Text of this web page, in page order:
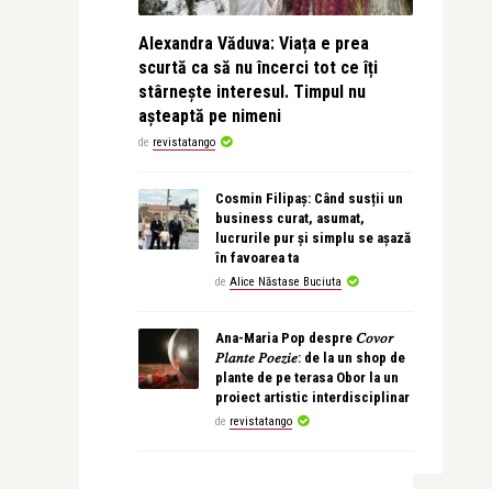
Alexandra Văduva: Viața e prea
scurtă ca să nu încerci tot ce îți
stârnește interesul. Timpul nu
așteaptă pe nimeni
de revistatango
Cosmin Filipaș: Când susții un
business curat, asumat,
lucrurile pur și simplu se așază
în favoarea ta
de Alice Năstase Buciuta
Ana-Maria Pop despre 𝐶𝑜𝑣𝑜𝑟
𝑃𝑙𝑎𝑛𝑡𝑒 𝑃𝑜𝑒𝑧𝑖𝑒: de la un shop de
plante de pe terasa Obor la un
proiect artistic interdisciplinar
de revistatango